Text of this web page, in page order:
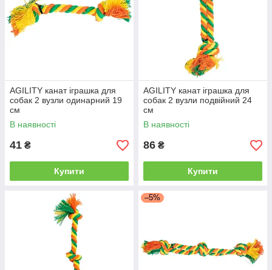
AGILITY канат іграшка для
собак 2 вузли одинарний 19
см
В наявності
41 ₴
Купити
AGILITY канат іграшка для
собак 2 вузли подвійний 24
см
В наявності
86 ₴
Купити
–5%